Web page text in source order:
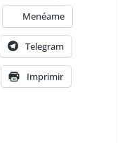
Menéame
Telegram
Imprimir